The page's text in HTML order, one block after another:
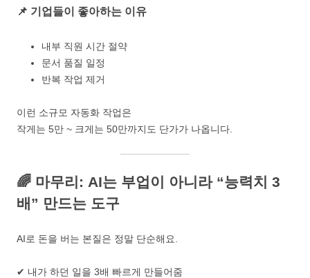
📌 기업들이 좋아하는 이유
내부 직원 시간 절약
문서 품질 일정
반복 작업 제거
이런 소규모 자동화 작업은
작게는 5만 ~ 크게는 50만까지도 단가가 나옵니다.
🌈 마무리: AI는 부업이 아니라 “능력치 3
배” 만드는 도구
AI로 돈을 버는 본질은 정말 단순해요.
✔ 내가 하던 일을 3배 빠르게 만들어줌